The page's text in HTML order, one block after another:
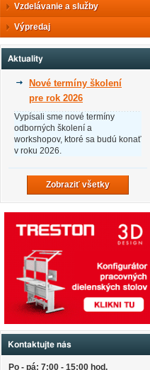
Vzdelávanie a služby
Výpredaj
Aktuality
Nové termíny školení
pre rok 2026
Vypísali sme nové termíny
odborných školení a
workshopov, ktoré sa budú konať
v roku 2026.
Zobraziť všetky
Kontaktujte nás
Po - pá: 7:00 - 15:00 hod.